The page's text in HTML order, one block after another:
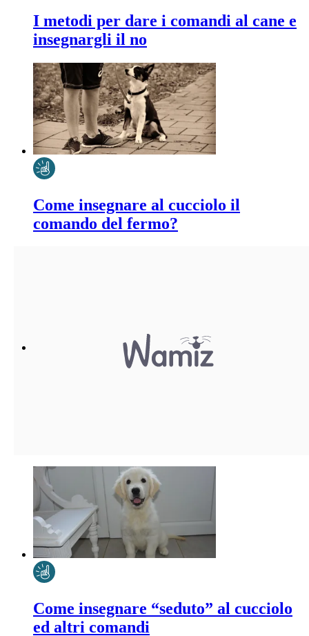
I metodi per dare i comandi al cane e
insegnargli il no
Come insegnare al cucciolo il
comando del fermo?
Come insegnare “seduto” al cucciolo
ed altri comandi